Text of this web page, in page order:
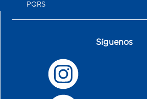
PQRS
Síguenos